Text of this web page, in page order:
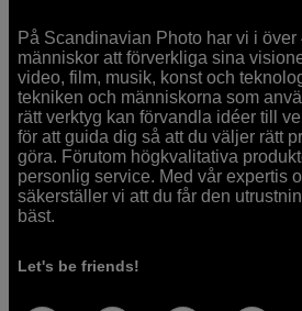
På Scandinavian Photo har vi i
människor att förverkliga sina
video, film, musik, konst och
tekniken och människorna som
rätt verktyg kan förvandla idéer till
för att guida dig så att du väljer rätt
göra. Förutom högkvalitativa
personlig service. Med vår expertis
säkerställer vi att du får den
bäst.
Let's be friends!